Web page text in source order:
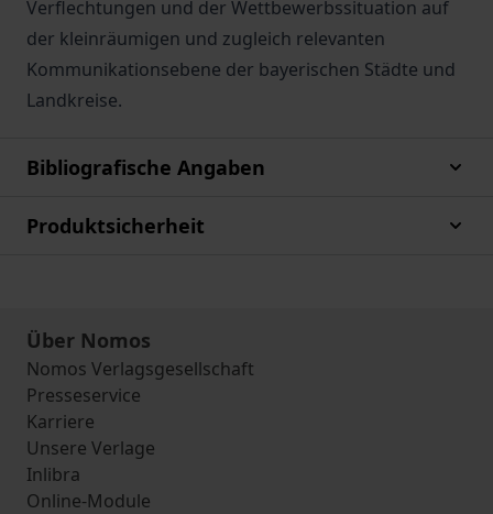
Verflechtungen und der Wettbewerbssituation auf
der kleinräumigen und zugleich relevanten
Kommunikationsebene der bayerischen Städte und
Landkreise.
Bibliografische Angaben
Produktsicherheit
Über Nomos
Nomos Verlagsgesellschaft
Presseservice
Karriere
Unsere Verlage
Inlibra
Online-Module